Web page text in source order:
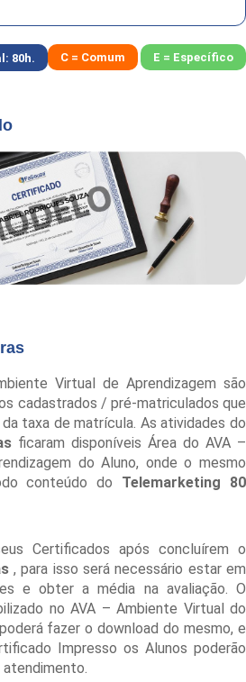
80h. C = Comum E = Específico
Virtual de Aprendizagem são
cadastrados / pré-matriculados que
taxa de matrícula. As atividades do
ficaram disponíveis Área do AVA –
do Aluno, onde o mesmo
conteúdo do Telemarketing 80
Certificados após concluírem o
, para isso será necessário estar em
e obter a média na avaliação. O
no AVA – Ambiente Virtual do
fazer o download do mesmo, e
Impresso os Alunos poderão